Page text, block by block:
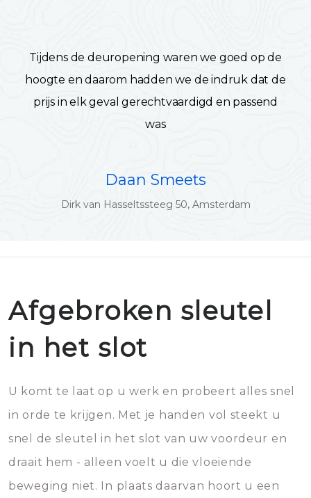
Tijdens de deuropening waren we goed op de
hoogte en daarom hadden we de indruk dat de
prijs in elk geval gerechtvaardigd en passend
was
Daan Smeets
Dirk van Hasseltssteeg 50, Amsterdam
Afgebroken sleutel
in het slot
U komt te laat op u werk en probeert alles snel
in orde te krijgen. Met je handen vol steekt u
snel de sleutel in het slot van uw voordeur en
draait hem - alleen voelt u die vloeiende
beweging niet. In plaats daarvan hoort u een